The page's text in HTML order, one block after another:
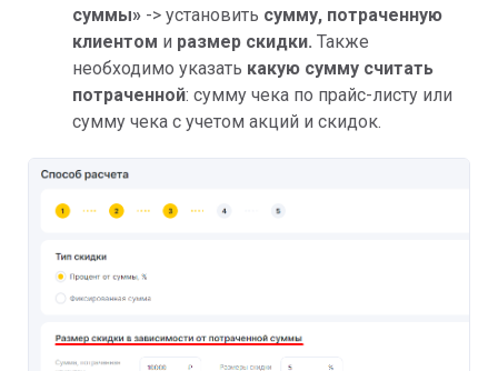
суммы» -> установить сумму, потраченную
клиентом и размер скидки. Также
необходимо указать какую сумму считать
потраченной: сумму чека по прайс-листу или
сумму чека с учетом акций и скидок.